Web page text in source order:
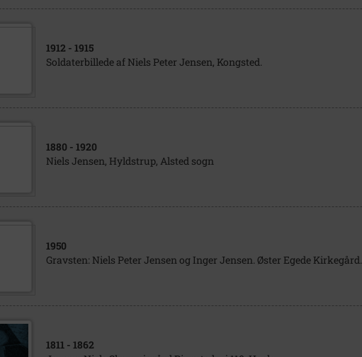
1912 - 1915
Soldaterbillede af Niels Peter Jensen, Kongsted.
1880 - 1920
Niels Jensen, Hyldstrup, Alsted sogn
1950
Gravsten: Niels Peter Jensen og Inger Jensen. Øster Egede Kirkegård.
1811 - 1862